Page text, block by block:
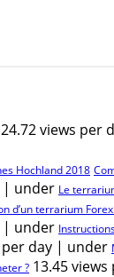
24.72 views per
| under Le
d’un terrarium
| under
day | under
? 13.45 views